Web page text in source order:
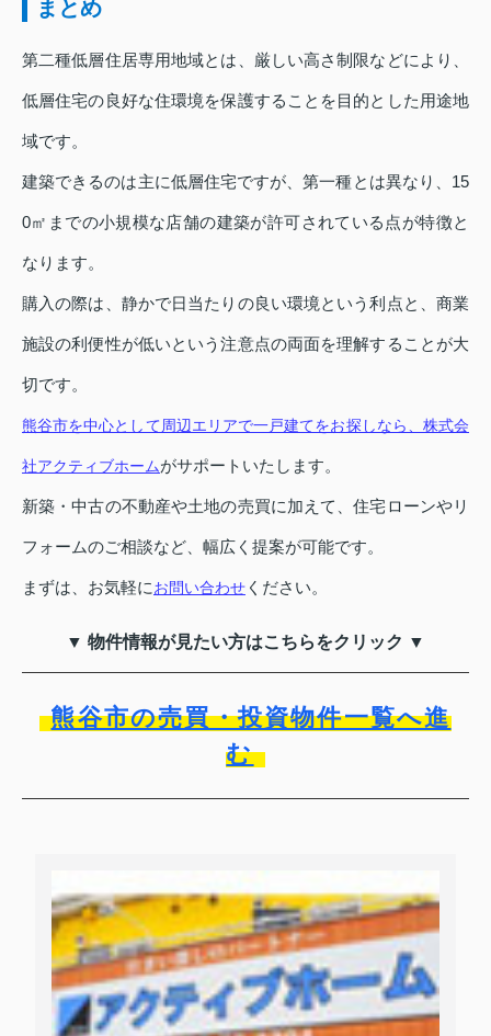
まとめ
第二種低層住居専用地域とは、厳しい高さ制限などにより、
低層住宅の良好な住環境を保護することを目的とした用途地
域です。
建築できるのは主に低層住宅ですが、第一種とは異なり、15
0㎡までの小規模な店舗の建築が許可されている点が特徴と
なります。
購入の際は、静かで日当たりの良い環境という利点と、商業
施設の利便性が低いという注意点の両面を理解することが大
切です。
熊谷市を中心として周辺エリアで一戸建てをお探しなら、株式会
社アクティブホームがサポートいたします。
新築・中古の不動産や土地の売買に加えて、住宅ローンやリ
フォームのご相談など、幅広く提案が可能です。
まずは、お気軽にお問い合わせ ください。
▼ 物件情報が見たい方はこちらをクリック ▼
熊谷市の売買・投資物件一覧へ進
む